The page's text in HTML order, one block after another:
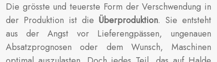
Die grösste und teuerste Form der Verschwendung in
der Produktion ist die Überproduktion. Sie entsteht
aus der Angst vor Lieferengpässen, ungenauen
Absatzprognosen oder dem Wunsch, Maschinen